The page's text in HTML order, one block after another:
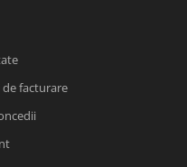
facturare